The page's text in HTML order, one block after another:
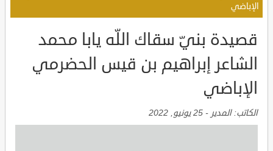
الإباضي
قصيدة بنيّ سقاك اللّه يابا محمد
الشاعر إبراهيم بن قيس الحضرمي
الإباضي
الكاتب:المدير - 25 يونيو, 2022